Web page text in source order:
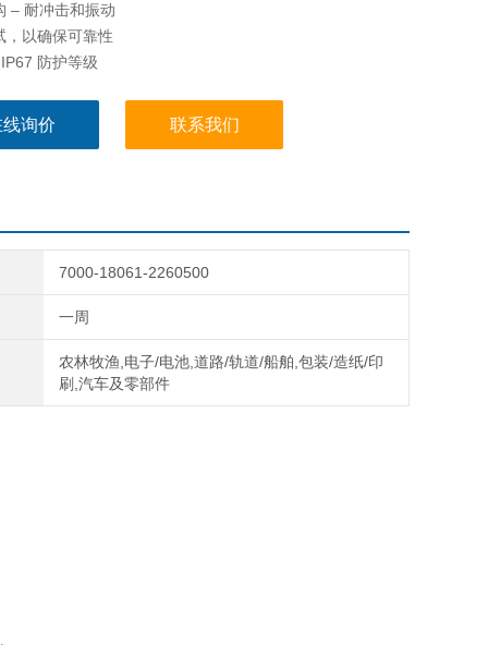
– 耐冲击和振动
，以确保可靠性
IP67 防护等级
询价 联系我们
7000-18061-2260500
一周
农林牧渔,电子/电池,道路/轨道/船舶,包装/造纸/印
刷,汽车及零部件